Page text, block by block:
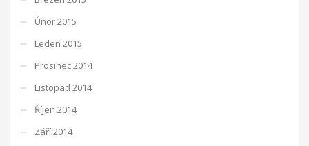
Únor 2015
Leden 2015
Prosinec 2014
Listopad 2014
Říjen 2014
Září 2014